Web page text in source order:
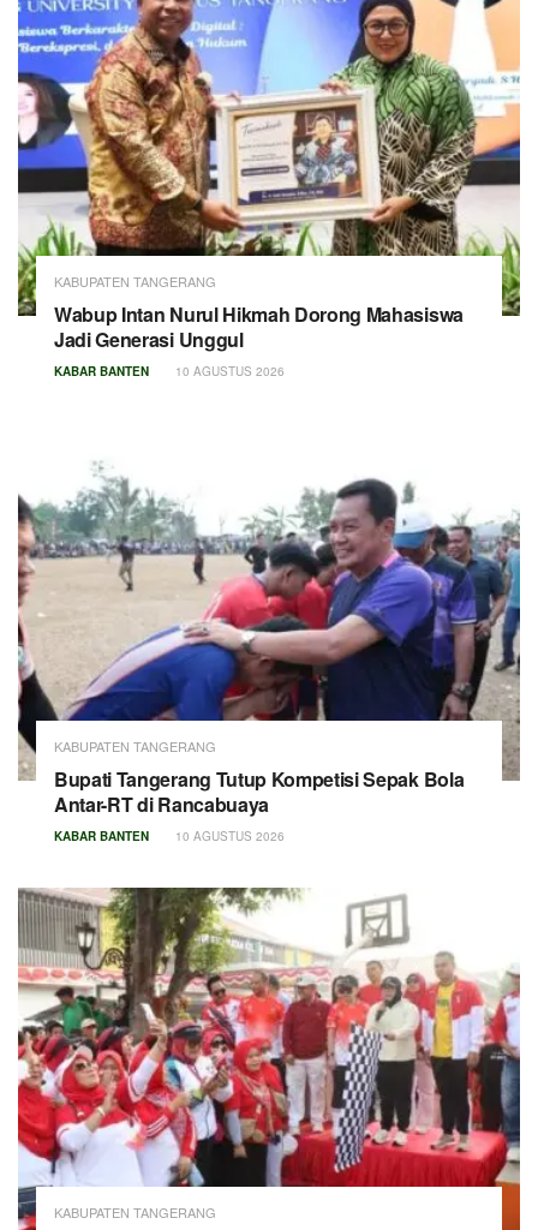
KABUPATEN TANGERANG
Wabup Intan Nurul Hikmah Dorong Mahasiswa
Jadi Generasi Unggul
KABAR BANTEN 10 AGUSTUS 2026
KABUPATEN TANGERANG
Bupati Tangerang Tutup Kompetisi Sepak Bola
Antar-RT di Rancabuaya
KABAR BANTEN 10 AGUSTUS 2026
KABUPATEN TANGERANG